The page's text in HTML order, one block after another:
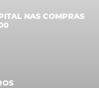
NAS COMPRAS